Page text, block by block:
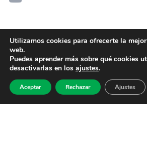
Utilizamos cookies para ofrecerte la
web.
Puedes aprender más sobre qué cookies
desactivarlas en los ajustes.
Aceptar Rechazar Ajustes